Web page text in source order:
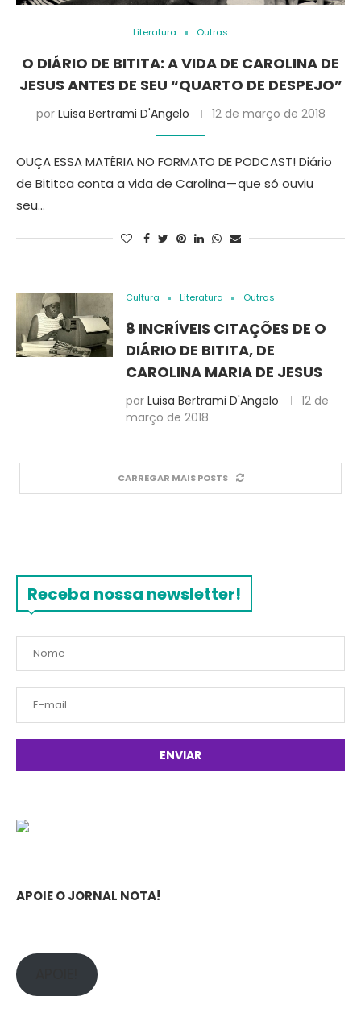
Literatura Outras
O DIÁRIO DE BITITA: A VIDA DE CAROLINA DE
JESUS ANTES DE SEU “QUARTO DE DESPEJO”
por Luisa Bertrami D'Angelo 12 de março de 2018
OUÇA ESSA MATÉRIA NO FORMATO DE PODCAST! Diário
de Bititca conta a vida de Carolina — que só ouviu
seu…
Cultura Literatura Outras
8 INCRÍVEIS CITAÇÕES DE O
DIÁRIO DE BITITA, DE
CAROLINA MARIA DE JESUS
por Luisa Bertrami D'Angelo
12 de
março de 2018
CARREGAR MAIS POSTS
Receba nossa newsletter!
APOIE O JORNAL NOTA!